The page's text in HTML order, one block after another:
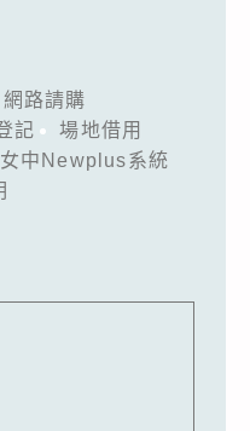
網路請購
記
場地借用
中Newplus系統